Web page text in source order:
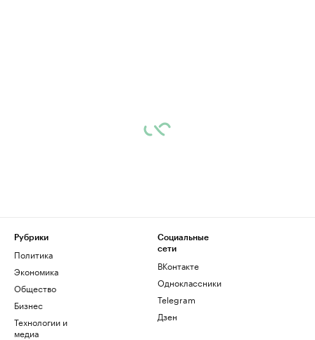
Рубрики
Политика
Экономика
Общество
Бизнес
Технологии и
медиа
Социальные
сети
ВКонтакте
Одноклассники
Telegram
Дзен